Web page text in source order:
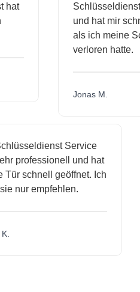
hat
und hat mir
als ich meine
verloren hatte.
Jonas M.
Service
professionell und hat
schnell geöffnet. Ich
nur empfehlen.